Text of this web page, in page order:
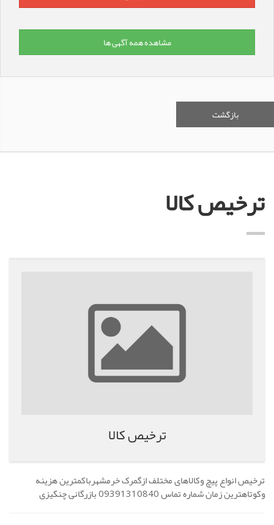
مشاهده همه آگهی ها
بازگشت
ترخیص کالا
ترخیص کالا
ترخیص انواع پیچ وکالاهای مختلف ازگمرک خرمشهرباکمترین هزینه
وکوتاهترین زمان شماره تماس 09391310840 بازرگانی چنگیزی